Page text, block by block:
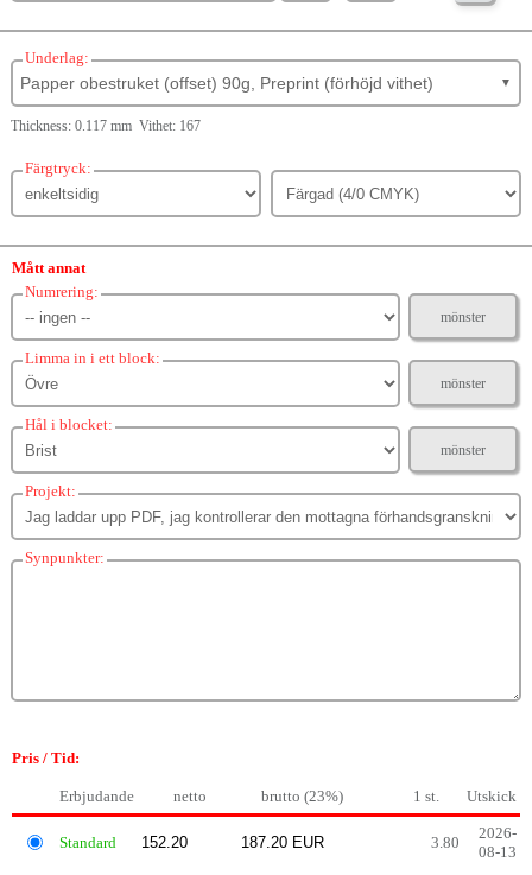
Underlag:
Papper obestruket (offset) 90g, Preprint (förhöjd vithet) ▼
Thickness: 0.117 mm Vithet: 167
Färgtryck:
Mått annat
Numrering:
mönster
Limma in i ett block:
mönster
Hål i blocket:
mönster
Projekt:
Synpunkter:
Pris / Tid:
Erbjudande netto brutto (23%) 1 st. Utskick
Standard 3.80
2026-
08-13